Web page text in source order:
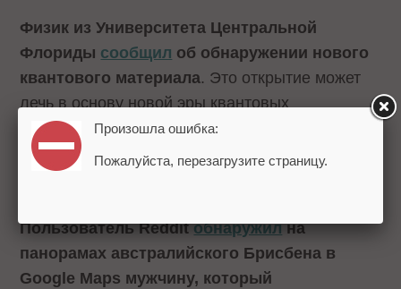
Физик из Университета Центральной
Флориды сообщил об обнаружении нового
квантового материала. Это открытие может
лечь в основу новой эры квантовых
материалов, состоящих из микроскопически
уплотненной материи и способных изменить
Пользователь Redditобнаружилна
панорамах австралийского Брисбена в
Google Maps мужчину, который
Произошла ошибка:
Пожалуйста, перезагрузите страницу.